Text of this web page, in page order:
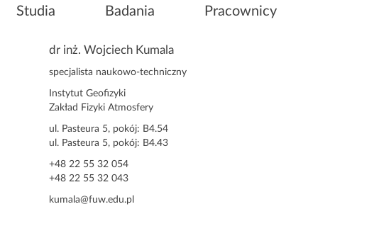
Studia Badania Pracownicy
dr inż. Wojciech Kumala
specjalista naukowo-techniczny
Instytut Geofizyki
Zakład Fizyki Atmosfery
ul. Pasteura 5, pokój: B4.54
ul. Pasteura 5, pokój: B4.43
+48 22 55 32 054
+48 22 55 32 043
kumala@fuw.edu.pl